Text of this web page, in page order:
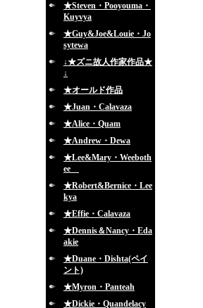
★Steven・Pooyouma・
Kuyvya
★Guy&Joe&Louie・Jo
sytewa
↓★ズニ故人作家作品★
↓
★オールド作品
★Juan・Calavaza
★Alice・Quam
★Andrew・Dewa
★Lee&Mary・Weeboth
ee
★Robert&Bernice・Lee
kya
★Effie・Calavaza
★Dennis＆Nancy・Eda
akie
★Duane・Dishta(ペイ
ント)
★Myron・Panteah
★Dickie・Quandelacy